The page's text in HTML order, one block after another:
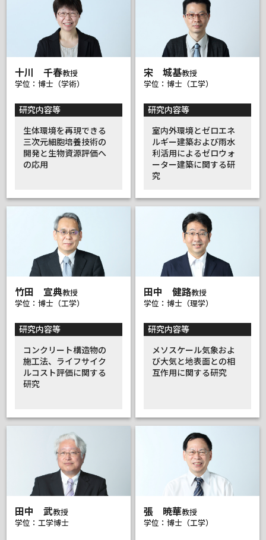
十川 千春教授
学位：博士（学術）
研究内容等
生体環境を再現できる
三次元細胞培養技術の
開発と生物資源評価へ
の応用
宋 城基教授
学位：博士（工学）
研究内容等
室内外環境とゼロエネ
ルギー建築および雨水
利活用によるゼロウォ
ーター建築に関する研
究
竹田 宣典教授
学位：博士（工学）
研究内容等
コンクリート構造物の
施工法、ライフサイク
ルコスト評価に関する
研究
田中 健路教授
学位：博士（理学）
研究内容等
メソスケール気象およ
び大気と地表面との相
互作用に関する研究
田中 武教授
学位：工学博士
張 暁華教授
学位：博士（工学）